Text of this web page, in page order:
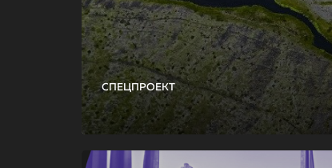
СПЕЦПРОЕКТ